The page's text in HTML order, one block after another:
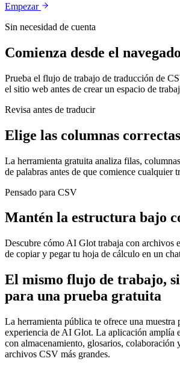
Empezar
Sin necesidad de cuenta
Comienza desde el
Prueba el flujo de trabajo de traducción de
el sitio web antes de crear un espacio de
Revisa antes de traducir
Elige las columnas correctas
La herramienta gratuita analiza filas,
de palabras antes de que comience cualquier
Pensado para CSV
Mantén la estructura bajo
Descubre cómo AI Glot trabaja con archivos
de copiar y pegar tu hoja de cálculo en un
El mismo flujo de trabajo,
para una prueba gratuita
La herramienta pública te ofrece una muestra
experiencia de AI Glot. La aplicación amplía
con almacenamiento, glosarios, colaboración
archivos CSV más grandes.